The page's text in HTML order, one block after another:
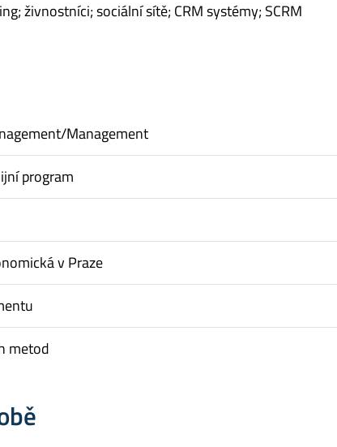
živnostníci; sociální sítě; CRM systémy; SCRM
Management
program
v Praze
metod